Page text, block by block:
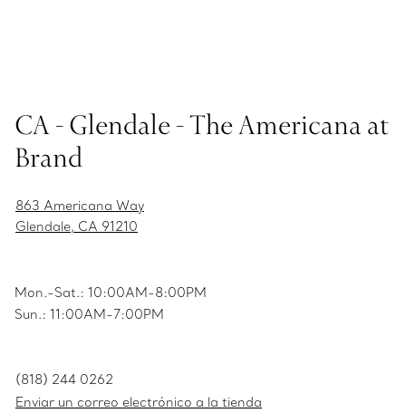
CA - Glendale - The Americana at
Brand
863 Americana Way
Glendale, CA 91210
Mon.-Sat.: 10:00AM-8:00PM
Sun.: 11:00AM-7:00PM
(818) 244 0262
Enviar un correo electrónico a la tienda